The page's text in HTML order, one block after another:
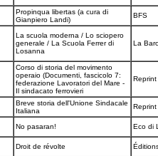
Propinqua libertas (a cura di
Gianpiero Landi)
BFS
La scuola moderna / Lo sciopero
generale / La Scuola Ferrer di
Losanna
La
Corso di storia del movimento
operaio (Documenti, fascicolo 7:
federazione Lavoratori del Mare -
Il sindacato ferrovieri
Breve storia dell'Unione Sindacale
Italiana
No pasaran! Eco di
Droit de révolte